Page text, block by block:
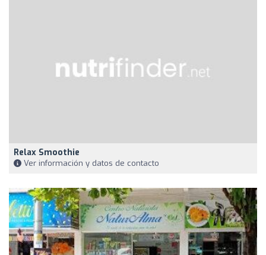
Relax Smoothie
Ver información y datos de contacto